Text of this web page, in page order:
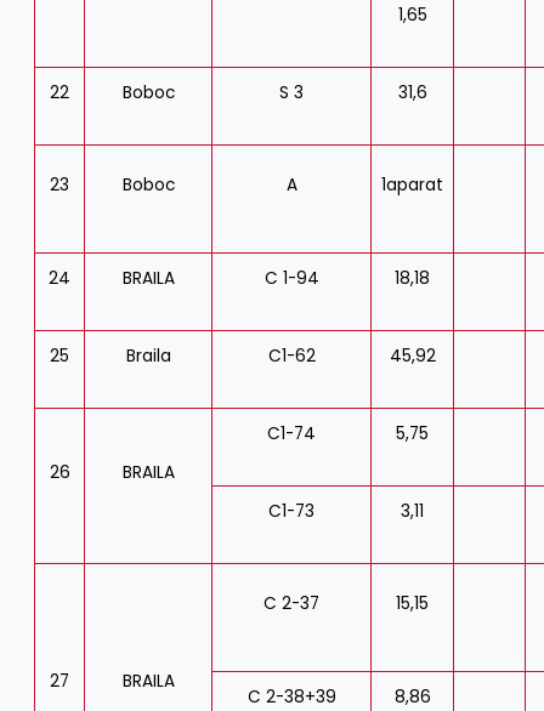
1,65
22 Boboc S 3 31,6
23 Boboc A 1aparat
24 BRAILA C 1-94 18,18
25 Braila C1-62 45,92
26 BRAILA
C1-74 5,75
C1-73 3,11
27 BRAILA
C 2-37 15,15
C 2-38+39 8,86